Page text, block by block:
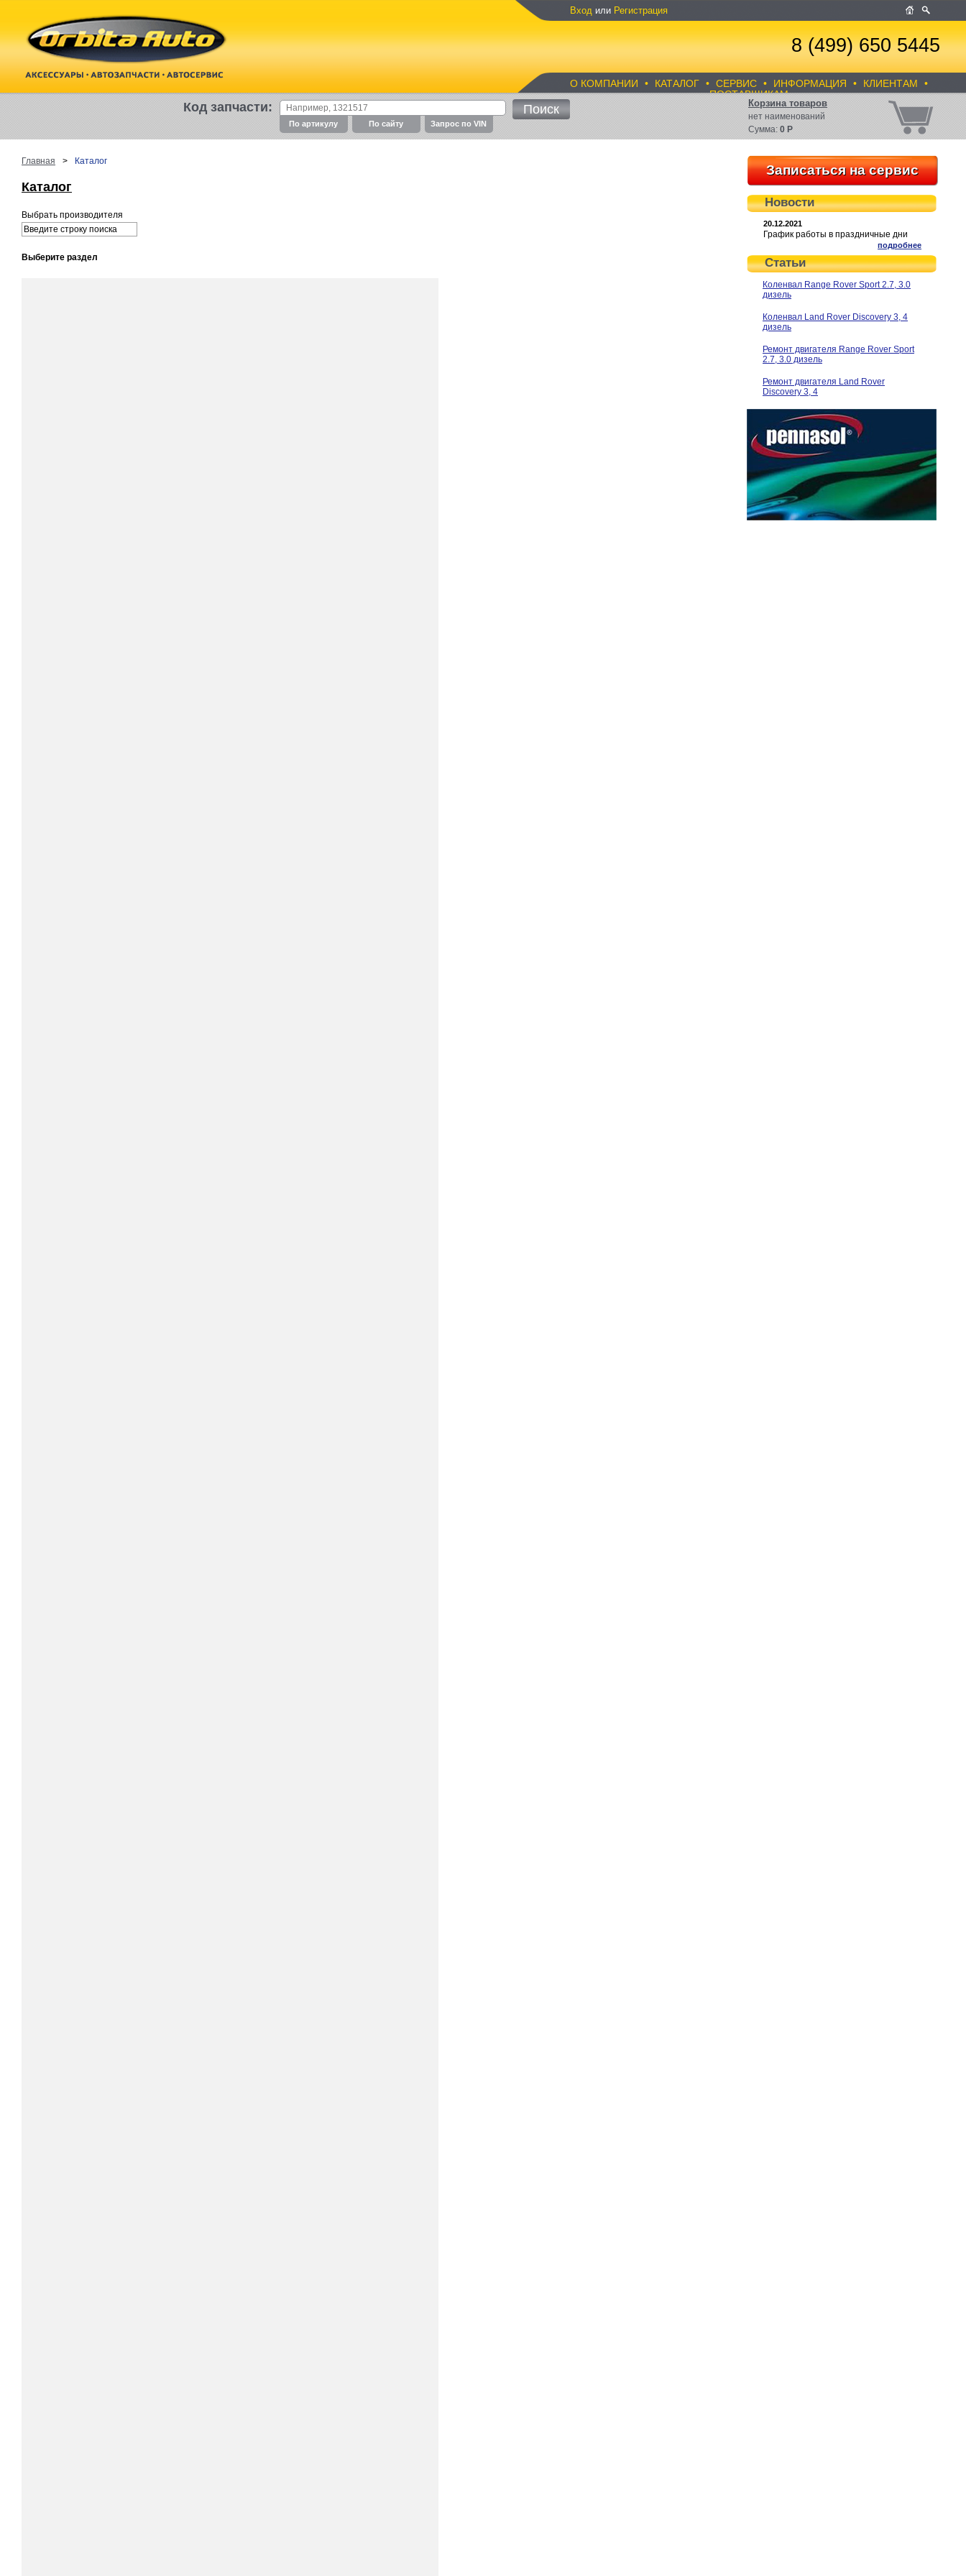
Вход или Регистрация
8 (499) 650 5445
О КОМПАНИИ • КАТАЛОГ • СЕРВИС • ИНФОРМАЦИЯ • КЛИЕНТАМ
•
ПОСТАВЩИКАМ
Корзина товаров
нет наименований
Сумма: 0 Р
Код запчасти:
По артикулу По cайту Запрос по VIN
Главная > Каталог
Каталог
Выбрать производителя
Выберите раздел
Записаться на сервис
Новости
20.12.2021
График работы в праздничные дни
подробнее
Статьи
Коленвал Range Rover Sport 2.7, 3.0
дизель
Коленвал Land Rover Discovery 3, 4
дизель
Ремонт двигателя Range Rover Sport
2.7, 3.0 дизель
Ремонт двигателя Land Rover
Discovery 3, 4